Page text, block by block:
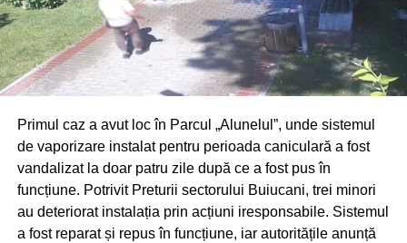
cercetările pentru a stabili cu exactitate circumstanțele în
care s-a produs tragedia.
Primul caz a avut loc în Parcul „Alunelul”, unde sistemul
de vaporizare instalat pentru perioada caniculară a fost
vandalizat la doar patru zile după ce a fost pus în
funcțiune. Potrivit Preturii sectorului Buiucani, trei minori
au deteriorat instalația prin acțiuni iresponsabile. Sistemul
a fost reparat și repus în funcțiune, iar autoritățile anunță